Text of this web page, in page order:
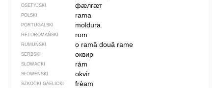
OSETYJSKI фӕлгӕт
POLSKI rama
PORTUGALSKI moldura
RETOROMAŃSKI rom
RUMUŃSKI o ramădouă rame
SERBSKI оквир
SŁOWACKI rám
SŁOWEŃSKI okvir
SZKOCKI GAELICKI frèam